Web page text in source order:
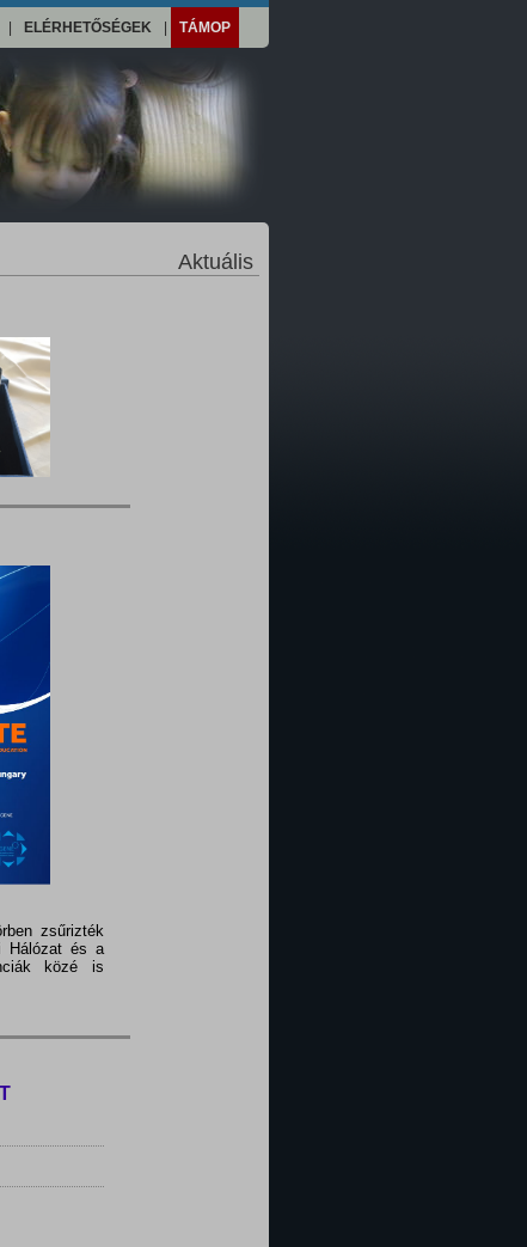
ELÉRHETŐSÉGEK TÁMOP
Aktuális
zsűrizték
Hálózat és a
közé is